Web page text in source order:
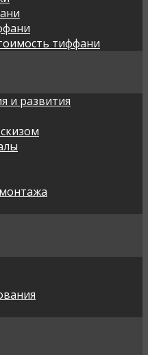
тиффани
и развития